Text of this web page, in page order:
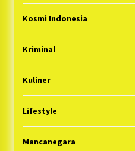
Kosmi Indonesia
Kriminal
Kuliner
Lifestyle
Mancanegara